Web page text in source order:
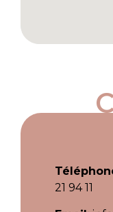
21 94 11